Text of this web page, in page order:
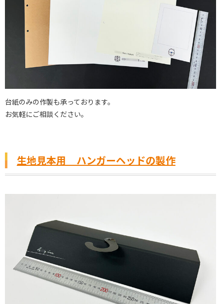
台紙のみの作製も承っております。
お気軽にご相談ください。
生地見本用 ハンガーヘッドの製作